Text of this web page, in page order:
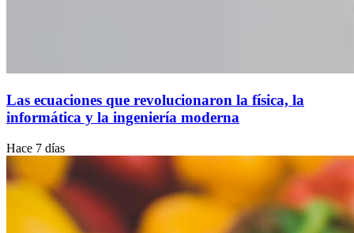
Las ecuaciones que revolucionaron la física, la
informática y la ingeniería moderna
Hace 7 días